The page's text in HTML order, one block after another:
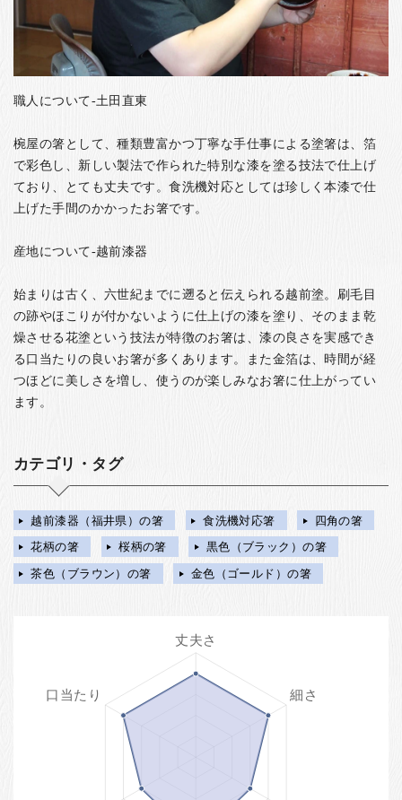
職人について-土田直東
椀屋の箸として、種類豊富かつ丁寧な手仕事による塗箸は、箔
で彩色し、新しい製法で作られた特別な漆を塗る技法で仕上げ
ており、とても丈夫です。食洗機対応としては珍しく本漆で仕
上げた手間のかかったお箸です。
産地について-越前漆器
始まりは古く、六世紀までに遡ると伝えられる越前塗。刷毛目
の跡やほこりが付かないように仕上げの漆を塗り、そのまま乾
燥させる花塗という技法が特徴のお箸は、漆の良さを実感でき
る口当たりの良いお箸が多くあります。また金箔は、時間が経
つほどに美しさを増し、使うのが楽しみなお箸に仕上がってい
ます。
カテゴリ・タグ
越前漆器（福井県）の箸 食洗機対応箸
四角の箸
花柄の箸
桜柄の箸
黒色（ブラック）の箸
茶色（ブラウン）の箸
金色（ゴールド）の箸